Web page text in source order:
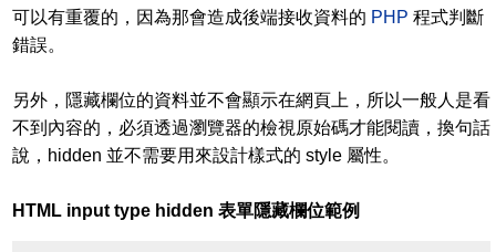
可以有重覆的，因為那會造成後端接收資料的 PHP 程式判斷
錯誤。
另外，隱藏欄位的資料並不會顯示在網頁上，所以一般人是看
不到內容的，必須透過瀏覽器的檢視原始碼才能閱讀，換句話
說，hidden 並不需要用來設計樣式的 style 屬性。
HTML input type hidden 表單隱藏欄位範例